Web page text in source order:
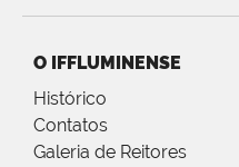
O IFFLUMINENSE
Histórico
Contatos
Galeria de Reitores